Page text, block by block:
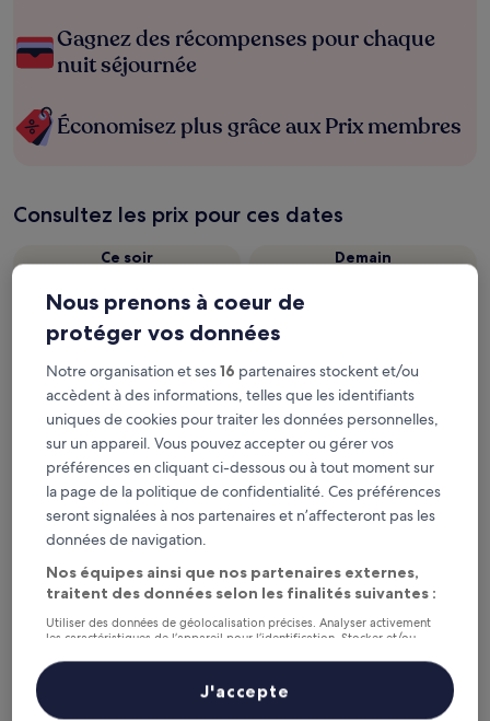
Gagnez des récompenses pour chaque
nuit séjournée
Économisez plus grâce aux Prix membres
Consultez les prix pour ces dates
Ce soir
Demain
Le week-end prochain
14 août - 16 août
Dans deux semaines
Gare de Wesel : les 5 meilleurs
hôtels à proximité en un coup
d’œil
Hotel Kaiserhof— À 0,1 km de : Gare de Wesel. Avis voyageurs :
8,4/10 — Très bien.
Welcome Hotel Wesel— À 2,2 km de : Gare de Wesel. Hôtel
4.5 étoiles. Avis voyageurs : 8,6/10 — Excellent.
Weseler Wirtshaus Appartements— À 0,3 km de : Gare de
Wesel. Avis voyageurs : 8,4/10 — Très bien.
Hotel Haus Duden— À 3,3 km de : Gare de Wesel. Hôtel
Waldhotel Tannenhäuschen
Hôtel 4.5 étoiles. Avis voyageurs : 8,8/10 — Excellent.
Nous prenons à coeur de
protéger vos données
Notre organisation et ses16 partenaires stockent et/ou
accèdent à des informations, telles que les identifiants
uniques de cookies pour traiter les données personnelles,
sur un appareil. Vous pouvez accepter ou gérer vos
préférences en cliquant ci-dessous ou à tout moment sur
la page de la politique de confidentialité. Ces préférences
seront signalées à nos partenaires et n’affecteront pas les
données de navigation.
Nos équipes ainsi que nos partenaires externes,
traitent des données selon les finalités suivantes :
Utiliser des données de géolocalisation précises. Analyser activement
les caractéristiques de l’appareil pour l’identification. Stocker et/ou
personnalisés, mesure de performance des publicités et du contenu,
études d’audience et développement de services.
Liste de nos partenaires (fournisseurs)
J'accepte